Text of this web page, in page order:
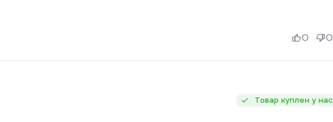
0 0
Товар куплен у нас